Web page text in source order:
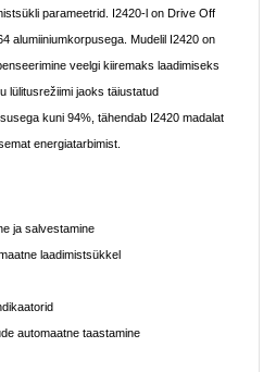
parameetrid. I2420-l on Drive Off
alumiiniumkorpusega. Mudelil I2420 on
veelgi kiiremaks laadimiseks
lülitusrežiimi jaoks täiustatud
kuni 94%, tähendab I2420 madalat
energiatarbimist.
ja salvestamine
laadimistsükkel
automaatne taastamine